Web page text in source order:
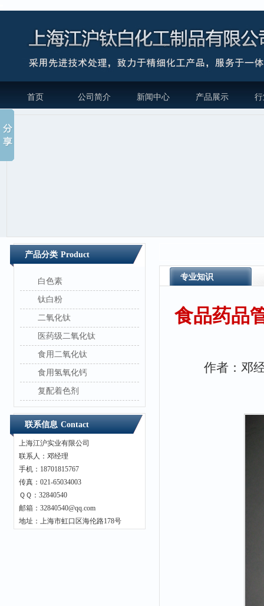
首页 公司简介 新闻中心 产品展示
产品分类 Product
白色素
钛白粉
二氧化钛
医药级二氧化钛
食用二氧化钛
食用氢氧化钙
复配着色剂
联系信息 Contact
上海江沪实业有限公司
联系人：邓经理
手机：18701815767
传真：021-65034003
ＱＱ：32840540
邮箱：32840540@qq.com
地址：上海市虹口区海伦路178号
专业知识
食品药品
作者：邓